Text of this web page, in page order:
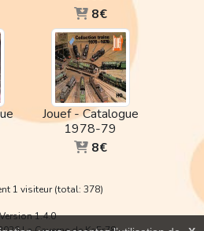
8€
Jouef - Catalogue
1978-79
8€
1 visiteur (total: 378)
Version 1.4.0